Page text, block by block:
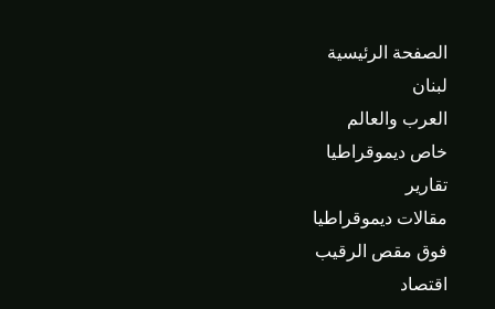
الصفحة الرئيسية
لبنان
العرب والعالم
خاص ديموقراطيا
تقارير
مقالات ديموقراطيا
فوق مقص الرقيب
اقتصاد